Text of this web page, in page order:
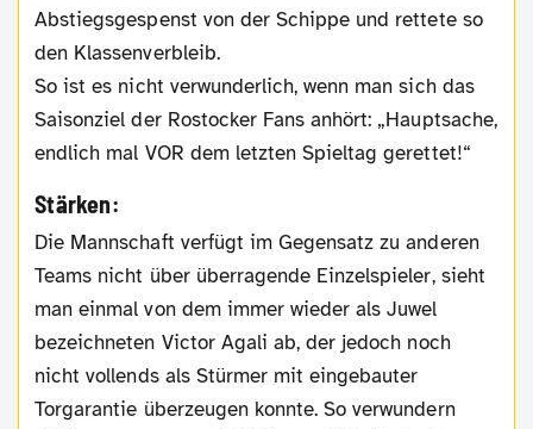
Abstiegsgespenst von der Schippe und rettete so
den Klassenverbleib.
So ist es nicht verwunderlich, wenn man sich das
Saisonziel der Rostocker Fans anhört: „Hauptsache,
endlich mal VOR dem letzten Spieltag gerettet!“
Stärken:
Die Mannschaft verfügt im Gegensatz zu anderen
Teams nicht über überragende Einzelspieler, sieht
man einmal von dem immer wieder als Juwel
bezeichneten Victor Agali ab, der jedoch noch
nicht vollends als Stürmer mit eingebauter
Torgarantie überzeugen konnte. So verwundern